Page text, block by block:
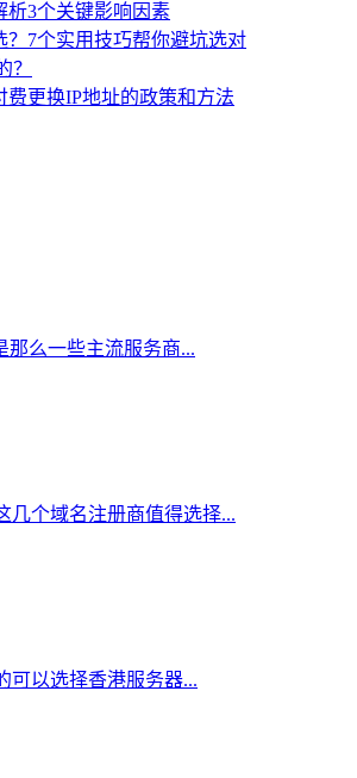
析3个关键影响因素
？7个实用技巧帮你避坑选对
？
费更换IP地址的政策和方法
那么一些主流服务商...
几个域名注册商值得选择...
可以选择香港服务器...